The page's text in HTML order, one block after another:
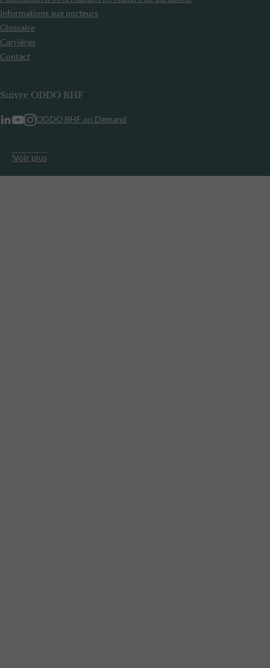
Informations aux porteurs
Glossaire
Carrières
Contact
Suivre ODDO BHF
ODDO BHF on Demand
Voir plus